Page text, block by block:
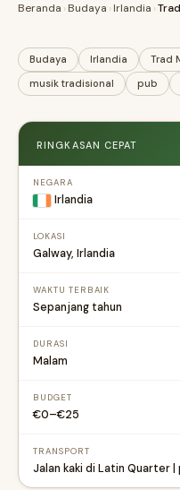
Beranda ›Budaya ›Irlandia ›
Budaya Irlandia
Trad
musik tradisional
pub
RINGKASAN CEPAT
NEGARA
Irlandia
LOKASI
Galway, Irlandia
WAKTU TERBAIK
Sepanjang tahun
DURASI
Malam
BUDGET
€0–€25
TRANSPORT
Jalan kaki di Latin Quarter |